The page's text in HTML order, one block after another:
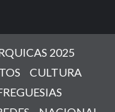
2025
CULTURA